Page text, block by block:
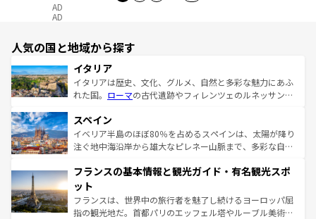
AD
AD
人気の国と地域から探す
イタリア
イタリアは歴史、文化、グルメ、自然と多彩な魅力にあふ
れた国。 ローマの古代遺跡やフィレンツェのルネッサンス
ろん、トスカーナの美しい田園風景やアマルフィ海岸の絶
景など、自然景観も見逃せない。観光の合間には、本場の
ピザやパスタなど、絶品のイタリア料理を堪能することも
ませてくれるイタリアで、忘れられない旅をしてみよう！
なお、新着のイタリア情報は
しい。
スペイン
イベリア半島のほぼ80％を占めるスペインは、太陽が降り
注ぐ地中海沿岸から雄大なピレネー山脈まで、多彩な自然
文化が根付くこの国では、情熱的なフラメンコ、熱気あふ
れる闘牛、そして美味しいタパスが生活の一部となってい
る。首都マドリードの洗練された雰囲気や、バルセロナの
アートに溢れた街角から、地方では古代ローマ遺跡や中世
フランスの基本情報と観光ガイド・有名観光スポ
ット
フランスは、世界中の旅行者を魅了し続けるヨーロッパ屈
指の観光地だ。首都パリのエッフェル塔やルーブル美術館